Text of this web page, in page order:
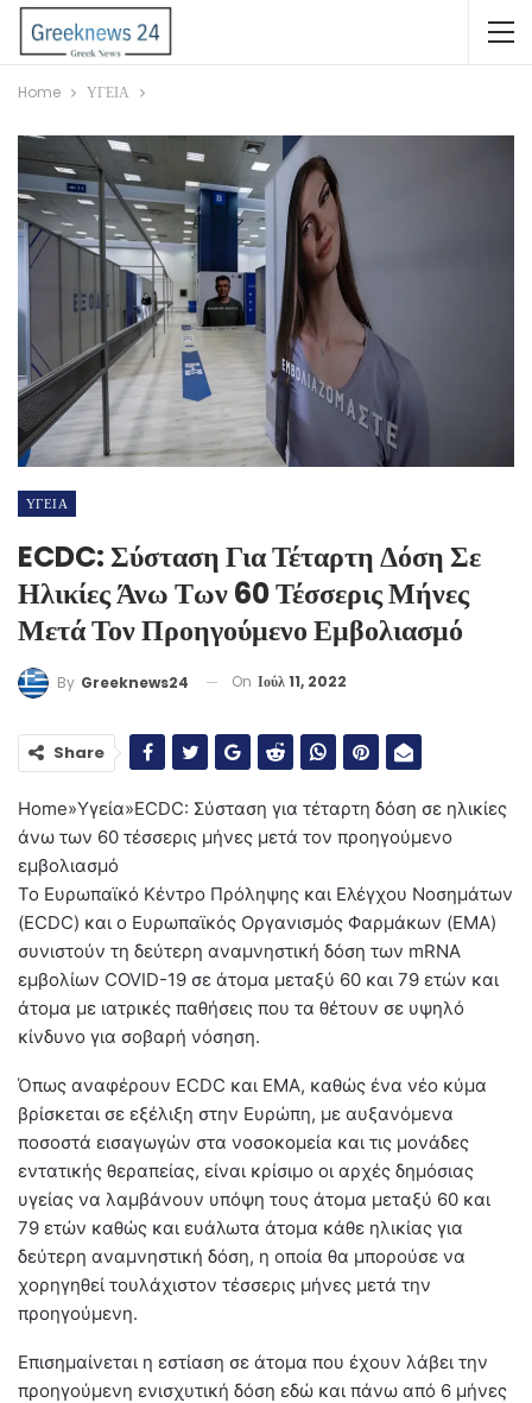
Home ΥΓΕΙΑ
ΥΓΕΙΑ
ECDC: Σύσταση Για Τέταρτη Δόση Σε
Ηλικίες Άνω Των 60 Τέσσερις Μήνες
Μετά Τον Προηγούμενο Εμβολιασμό
By Greeknews24 On Ιούλ 11, 2022
Share
Home»Υγεία»ECDC: Σύσταση για τέταρτη δόση σε ηλικίες
άνω των 60 τέσσερις μήνες μετά τον προηγούμενο
εμβολιασμό
Το Ευρωπαϊκό Κέντρο Πρόληψης και Ελέγχου Νοσημάτων
(ECDC) και ο Ευρωπαϊκός Οργανισμός Φαρμάκων (EMA)
συνιστούν τη δεύτερη αναμνηστική δόση των mRNA
εμβολίων COVID-19 σε άτομα μεταξύ 60 και 79 ετών και
άτομα με ιατρικές παθήσεις που τα θέτουν σε υψηλό
κίνδυνο για σοβαρή νόσηση.
Όπως αναφέρουν ECDC και ΕΜΑ, καθώς ένα νέο κύμα
βρίσκεται σε εξέλιξη στην Ευρώπη, με αυξανόμενα
ποσοστά εισαγωγών στα νοσοκομεία και τις μονάδες
εντατικής θεραπείας, είναι κρίσιμο οι αρχές δημόσιας
υγείας να λαμβάνουν υπόψη τους άτομα μεταξύ 60 και
79 ετών καθώς και ευάλωτα άτομα κάθε ηλικίας για
δεύτερη αναμνηστική δόση, η οποία θα μπορούσε να
χορηγηθεί τουλάχιστον τέσσερις μήνες μετά την
προηγούμενη.
Επισημαίνεται η εστίαση σε άτομα που έχουν λάβει την
προηγούμενη ενισχυτική δόση εδώ και πάνω από 6 μήνες